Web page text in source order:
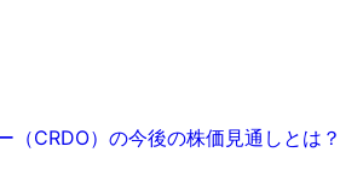
（CRDO）の今後の株価見通しとは？